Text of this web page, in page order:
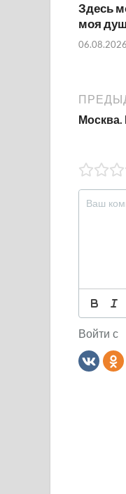
Здесь
моя
06.08.2026
Войти с